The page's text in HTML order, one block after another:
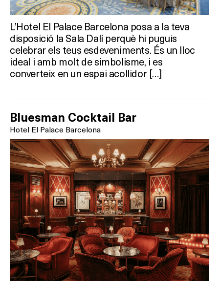
L’Hotel El Palace Barcelona posa a la teva
disposició la Sala Dalí perquè hi puguis
celebrar els teus esdeveniments. És un lloc
ideal i amb molt de simbolisme, i es
converteix en un espai acollidor […]
Bluesman Cocktail Bar
Hotel El Palace Barcelona